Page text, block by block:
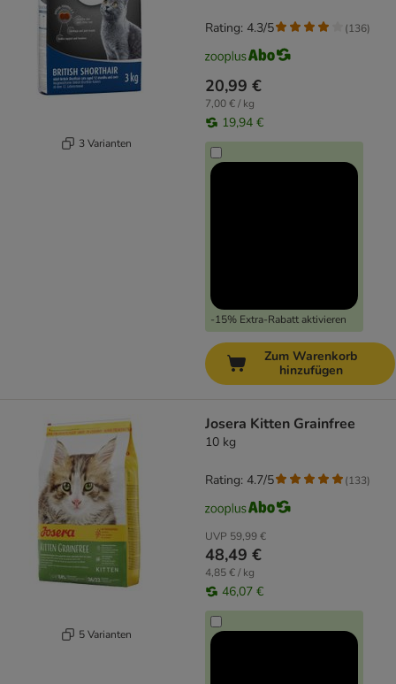
3 Varianten
20,99 €
7,00 € / kg
19,94 €
-15% Extra-Rabatt aktivieren
Rating: 4.3/5 (136)
Zum Warenkorb
hinzufügen
5 Varianten
Josera Kitten Grainfree
10 kg
UVP 59,99 €
48,49 €
4,85 € / kg
46,07 €
Rating: 4.7/5 (133)